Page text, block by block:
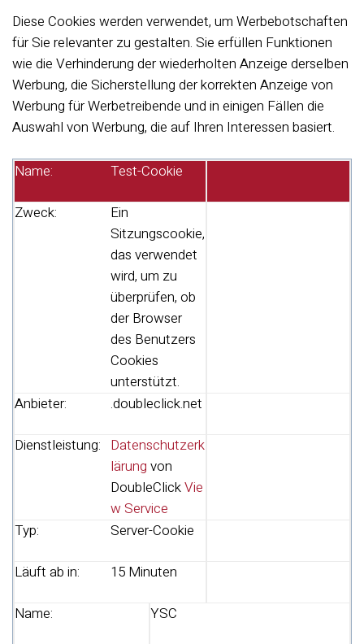
Diese Cookies werden verwendet, um Werbebotschaften
für Sie relevanter zu gestalten. Sie erfüllen Funktionen
wie die Verhinderung der wiederholten Anzeige derselben
Werbung, die Sicherstellung der korrekten Anzeige von
Werbung für Werbetreibende und in einigen Fällen die
Auswahl von Werbung, die auf Ihren Interessen basiert.
Name: Test-Cookie
Zweck:
Ein
Sitzungscookie,
das verwendet
wird, um zu
überprüfen, ob
der Browser
des Benutzers
Cookies
unterstützt.
Anbieter:
.doubleclick.net
Dienstleistung: Datenschutzerk
lärung von
DoubleClickVie
w Service
Typ:
Server-Cookie
Läuft ab in: 15 Minuten
Name: YSC